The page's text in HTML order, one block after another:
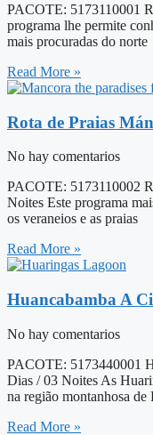
PACOTE: 5173110001
programa lhe permite
mais procuradas do norte
Read More »
Rota de Praias
No hay comentarios
PACOTE: 5173110002
Noites Este programa
os veraneios e as praias
Read More »
Huancabamba A
No hay comentarios
PACOTE: 5173440001
Dias / 03 Noites As
na região montanhosa de
Read More »